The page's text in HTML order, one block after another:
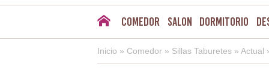
Comedor Salon Dormitorio
Inicio » Comedor » Sillas Taburetes » Actual